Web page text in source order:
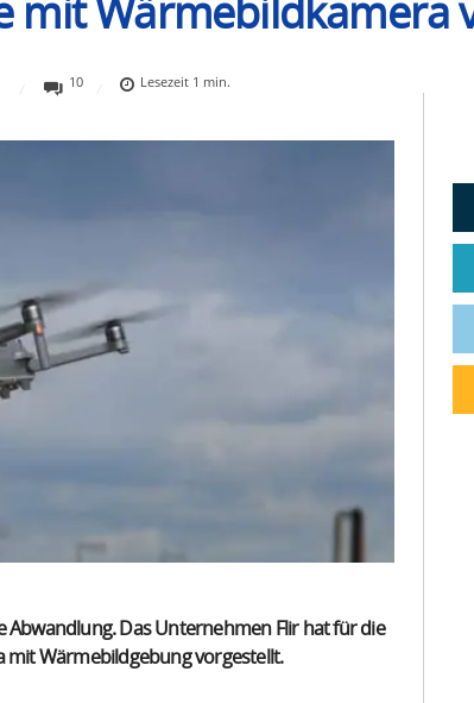
mit
10 Lesezeit 1 min.
Abwandlung. Das Unternehmen Flir hat für die
mit Wärmebildgebung vorgestellt.